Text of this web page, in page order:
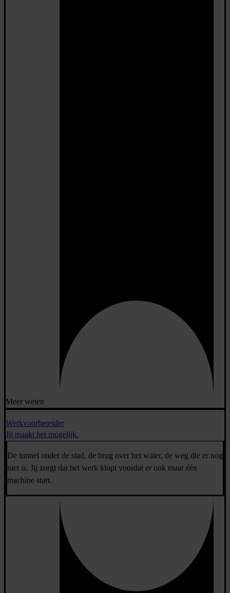
Meer weten
Werkvoorbereider
Jij maakt het mogelijk.
De tunnel onder de stad, de brug over het water, de weg die er nog
niet is. Jij zorgt dat het werk klopt voordat er ook maar één
machine start.